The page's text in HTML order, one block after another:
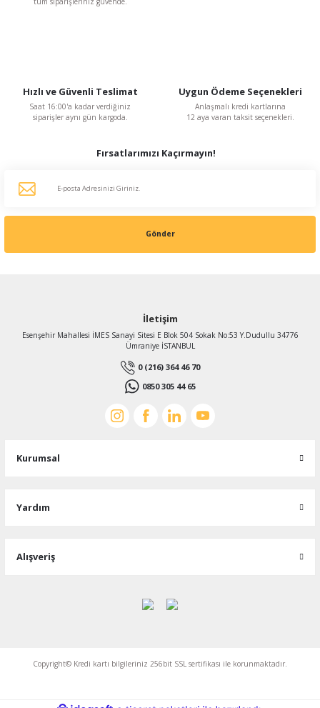
Hızlı ve Güvenli Teslimat
Saat 16:00'a kadar verdiğiniz
siparişler aynı gün kargoda.
Uygun Ödeme Seçenekleri
Anlaşmalı kredi kartlarına
12 aya varan taksit seçenekleri.
Fırsatlarımızı Kaçırmayın!
Gönder
İletişim
Esenşehir Mahallesi İMES Sanayi Sitesi E Blok 504 Sokak No:53 Y.Dudullu 34776
Ümraniye İSTANBUL
0 (216) 364 46 70
0850 305 44 65
Kurumsal
Yardım
Alışveriş
Copyright© Kredi kartı bilgileriniz 256bit SSL sertifikası ile korunmaktadır.